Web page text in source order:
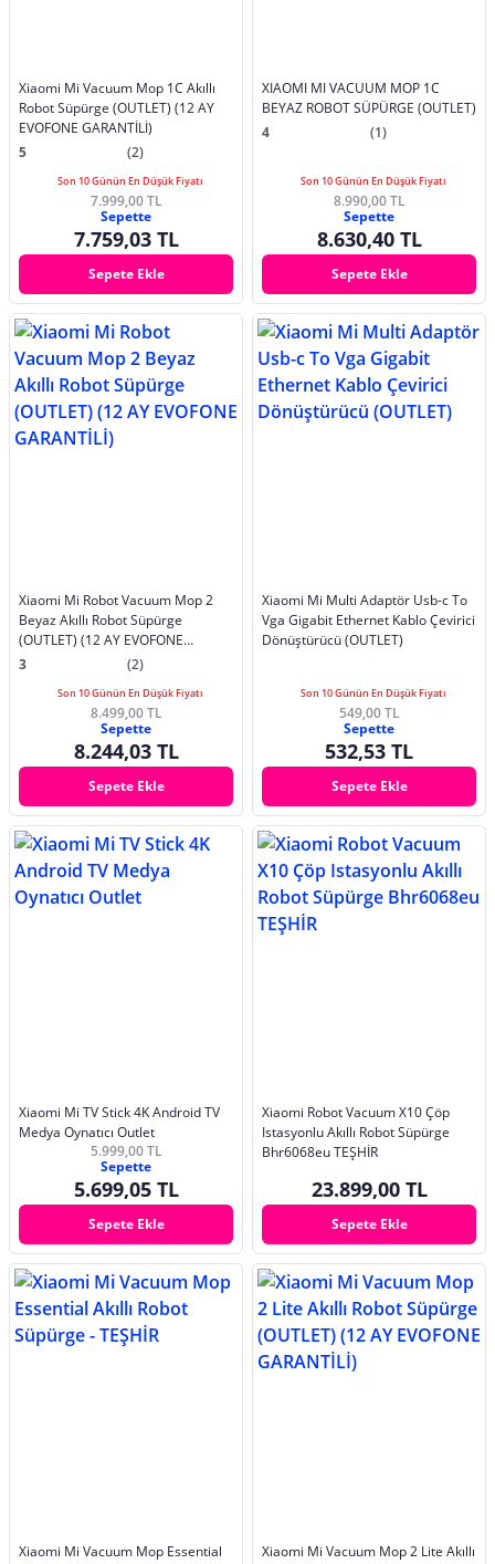
Xiaomi Mi Vacuum Mop 1C Akıllı
Robot Süpürge (OUTLET) (12 AY
EVOFONE GARANTİLİ)
5
(2)
Son 10 Günün En Düşük Fiyatı
7.999,00 TL
Sepette
7.759,03 TL
Sepete Ekle
XIAOMI MI VACUUM MOP 1C
BEYAZ ROBOT SÜPÜRGE (OUTLET)
4
(1)
Son 10 Günün En Düşük Fiyatı
8.990,00 TL
Sepette
8.630,40 TL
Sepete Ekle
Xiaomi Mi Robot Vacuum Mop 2
Beyaz Akıllı Robot Süpürge
(OUTLET) (12 AY EVOFONE
GARANTİLİ)
3 (2)
Son 10 Günün En Düşük Fiyatı
8.499,00 TL
Sepette
8.244,03 TL
Sepete Ekle
Xiaomi Mi Multi Adaptör Usb-c To
Vga Gigabit Ethernet Kablo Çevirici
Dönüştürücü (OUTLET)
Son 10 Günün En Düşük Fiyatı
549,00 TL
Sepette
532,53 TL
Sepete Ekle
Xiaomi Mi TV Stick 4K Android TV
Medya Oynatıcı Outlet
5.999,00 TL
Sepette
5.699,05 TL
Sepete Ekle
Xiaomi Robot Vacuum X10 Çöp
Istasyonlu Akıllı Robot Süpürge
Bhr6068eu TEŞHİR
23.899,00 TL
Sepete Ekle
Xiaomi Mi Vacuum Mop Essential
Xiaomi Mi Vacuum Mop 2 Lite Akıllı